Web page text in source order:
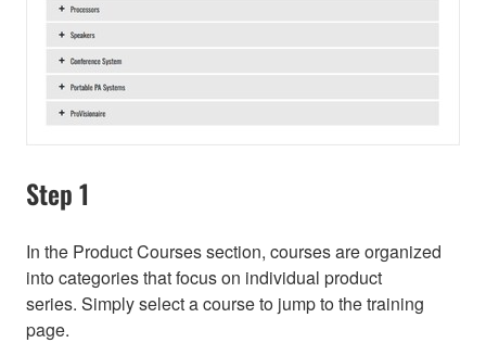
Step 1
In the Product Courses section, courses are organized
into categories that focus on individual product
series. Simply select a course to jump to the training
page.